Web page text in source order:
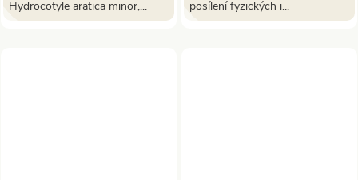
Hydrocotyle aratica minor,...
posílení fyzických i...